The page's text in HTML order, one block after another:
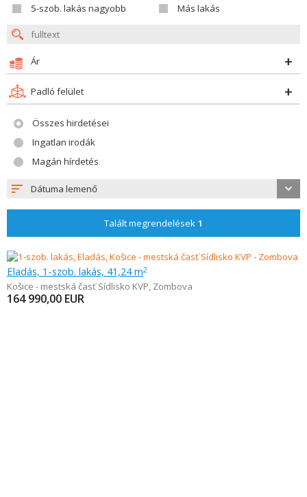
5-szob. lakás nagyobb
Más lakás
Ár
Padló felület
Összes hirdetései
Ingatlan irodák
Magán hírdetés
Dátuma lemenő
Talált megrendelések 1
Eladás, 1-szob. lakás, 41,24 m2
Košice - mestská časť Sídlisko KVP, Zombova
164 990,00 EUR